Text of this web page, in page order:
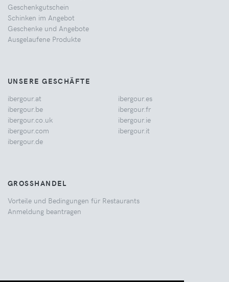
Geschenkgutschein
Schinken im Angebot
Geschenke und Angebote
Ausgelaufene Produkte
UNSERE GESCHÄFTE
ibergour.at
ibergour.be
ibergour.co.uk
ibergour.com
ibergour.de
ibergour.es
ibergour.fr
ibergour.ie
ibergour.it
GROSSHANDEL
Vorteile und Bedingungen für Restaurants
Anmeldung beantragen